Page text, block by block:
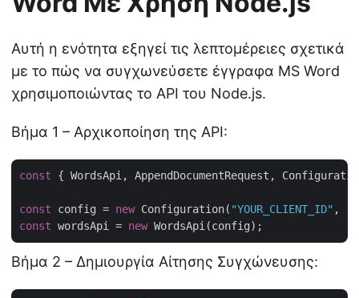
Αυτή η ενότητα εξηγεί τις λεπτομέρειες σχετικά
με το πώς να συγχωνεύσετε έγγραφα MS Word
χρησιμοποιώντας το API του Node.js.
Βήμα 1 – Αρχικοποίηση της API:
const { WordsApi, AppendDocumentRequest,
const config = new Configuration( "YOUR_CLIENT_ID" ,
const wordsApi = new
Βήμα 2 – Δημιουργία Αίτησης Συγχώνευσης: